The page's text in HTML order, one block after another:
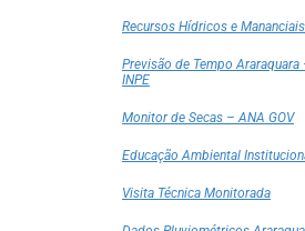
Recursos Hídricos e Mananciais
Previsão de Tempo Araraquara
INPE
Monitor de Secas – ANA GOV
Educação Ambiental
Visita Técnica Monitorada